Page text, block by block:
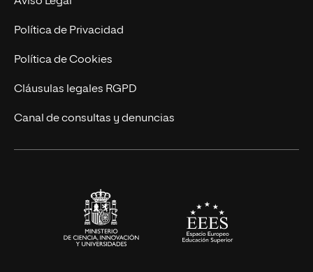
Marketing y Comunicación
Ingeniería
Diseño
Ciencias de la Salud
Política de Privacidad
Política de Cookies
Cláusulas legales RGPD
Canal de consultas y denuncias